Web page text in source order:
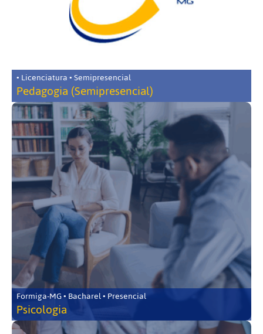
• Licenciatura • Semipresencial
Pedagogia (Semipresencial)
Formiga-MG • Bacharel • Presencial
Psicologia